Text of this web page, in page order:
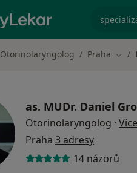
Otorinolaryngolog Praha
as. MUDr. Daniel
Otorinolaryngolog · Více
Praha 3 adresy
14 názorů